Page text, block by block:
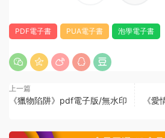
PDF電子書 PUA電子書 泡學電子書
上一篇
《獵物陷阱》pdf電子版/無水印
《